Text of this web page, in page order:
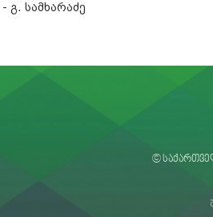
- გ. სამხარაძე
©